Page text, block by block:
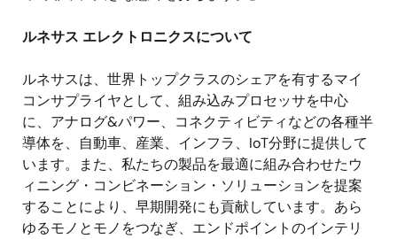
ルネサス エレクトロニクスについて
ルネサスは、世界トップクラスのシェアを有するマイ
コンサプライヤとして、組み込みプロセッサを中心
に、アナログ&パワー、コネクティビティなどの各種半
導体を、自動車、産業、インフラ、 IoT分野に提供して
います。また、私たちの製品を最適に組み合わせたウ
ィニング・コンビネーション・ソリューションを提案
することにより、早期開発にも貢献しています。あら
ゆるモノとモノをつなぎ、エンドポイントのインテリ